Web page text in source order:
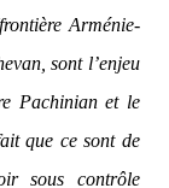
Arménie-
sont l’enjeu
Pachinian et le
que ce sont de
sous contrôle